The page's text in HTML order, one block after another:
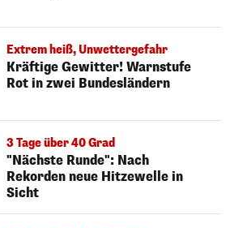
Extrem heiß, Unwettergefahr
Kräftige Gewitter! Warnstufe
Rot in zwei Bundesländern
3 Tage über 40 Grad
"Nächste Runde": Nach
Rekorden neue Hitzewelle in
Sicht